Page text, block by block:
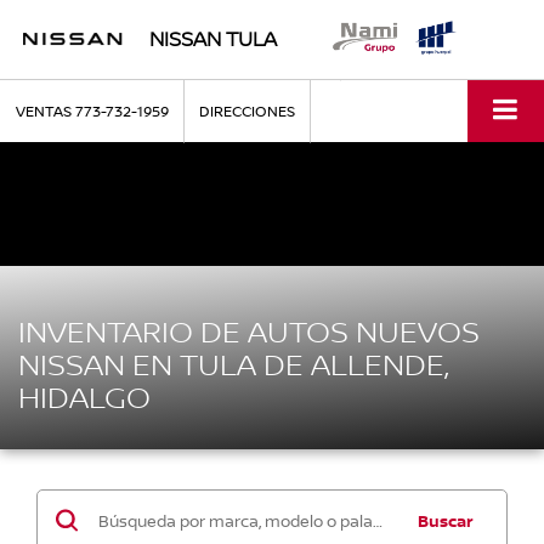
NISSAN TULA
VENTAS773-732-1959 DIRECCIONES
INVENTARIO DE AUTOS NUEVOS
NISSAN EN TULA DE ALLENDE,
HIDALGO
Buscar